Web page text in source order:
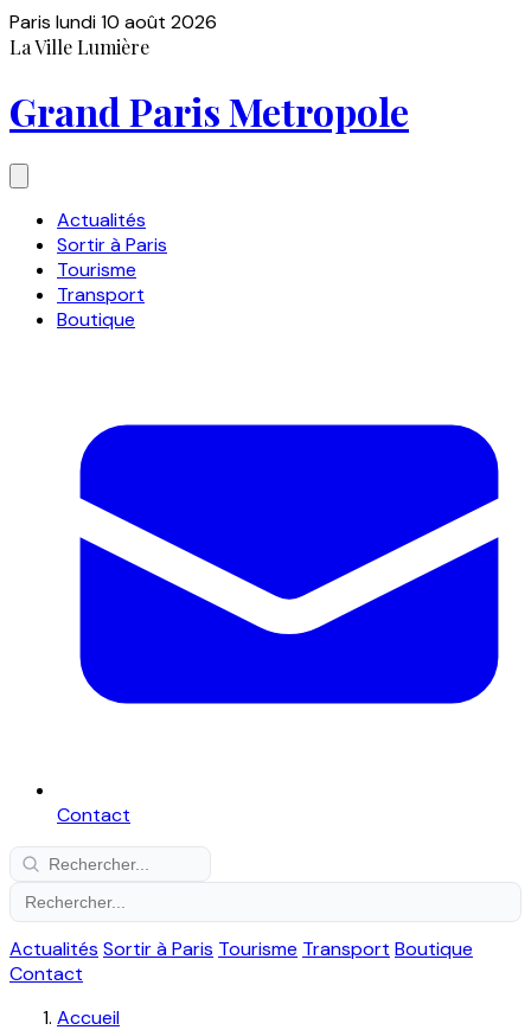
Paris lundi 10 août 2026
La Ville Lumière
Grand Paris Metropole
Actualités
Sortir à Paris
Tourisme
Transport
Boutique
Contact
Actualités Sortir à Paris Tourisme Transport Boutique
Contact
Accueil